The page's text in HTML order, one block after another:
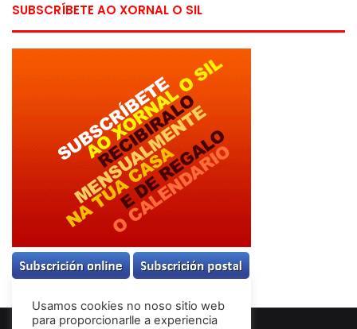
SUBSCRÍBETE AO XORNAL O SIL
Usamos cookies no noso sitio web
para proporcionarlle a experiencia